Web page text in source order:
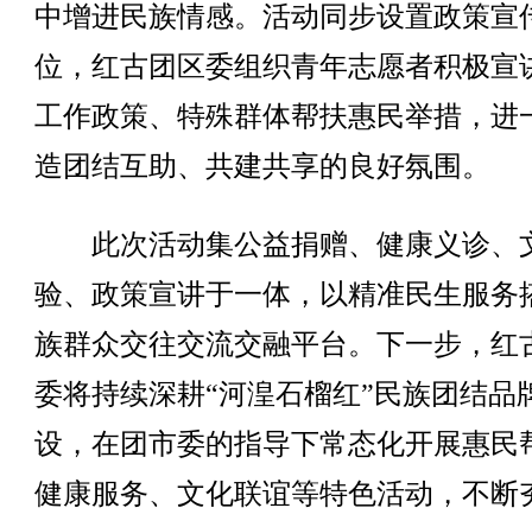
中增进民族情感。活动同步设置政策宣
位，红古团区委组织青年志愿者积极宣
工作政策、特殊群体帮扶惠民举措，进
造团结互助、共建共享的良好氛围。
此次活动集公益捐赠、健康义诊、
验、政策宣讲于一体，以精准民生服务
族群众交往交流交融平台。下一步，红
委将持续深耕“河湟石榴红”民族团结品
设，在团市委的指导下常态化开展惠民
健康服务、文化联谊等特色活动，不断